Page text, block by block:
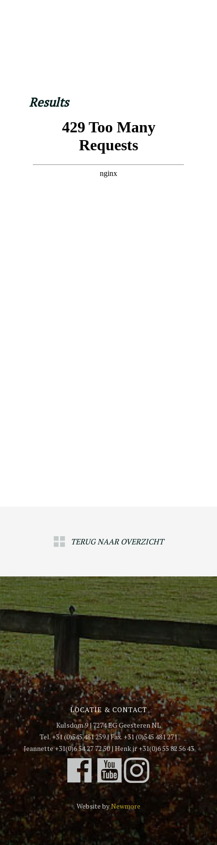
Results
TERUG NAAR OVERZICHT
LOCATIE & CONTACT
Kulsdom 9 | 7274 EG Geesteren NL
Tel. +31 (0)545 481 259 | Fax. +31 (0)545 481 271
Jeannette +31(0)6 54 27 72 50 | Henk jr +31(0)6 55 82 56 43
Website byNewmore